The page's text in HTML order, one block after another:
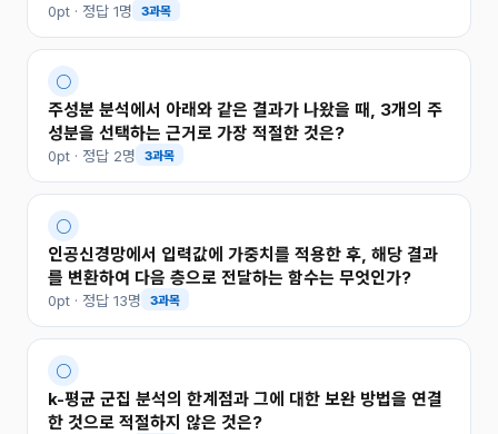
0pt · 정답 1명 3과목
○
주성분 분석에서 아래와 같은 결과가 나왔을 때, 3개의 주
성분을 선택하는 근거로 가장 적절한 것은?
0pt · 정답 2명 3과목
○
인공신경망에서 입력값에 가중치를 적용한 후, 해당 결과
를 변환하여 다음 층으로 전달하는 함수는 무엇인가?
0pt · 정답 13명 3과목
○
k-평균 군집 분석의 한계점과 그에 대한 보완 방법을 연결
한 것으로 적절하지 않은 것은?